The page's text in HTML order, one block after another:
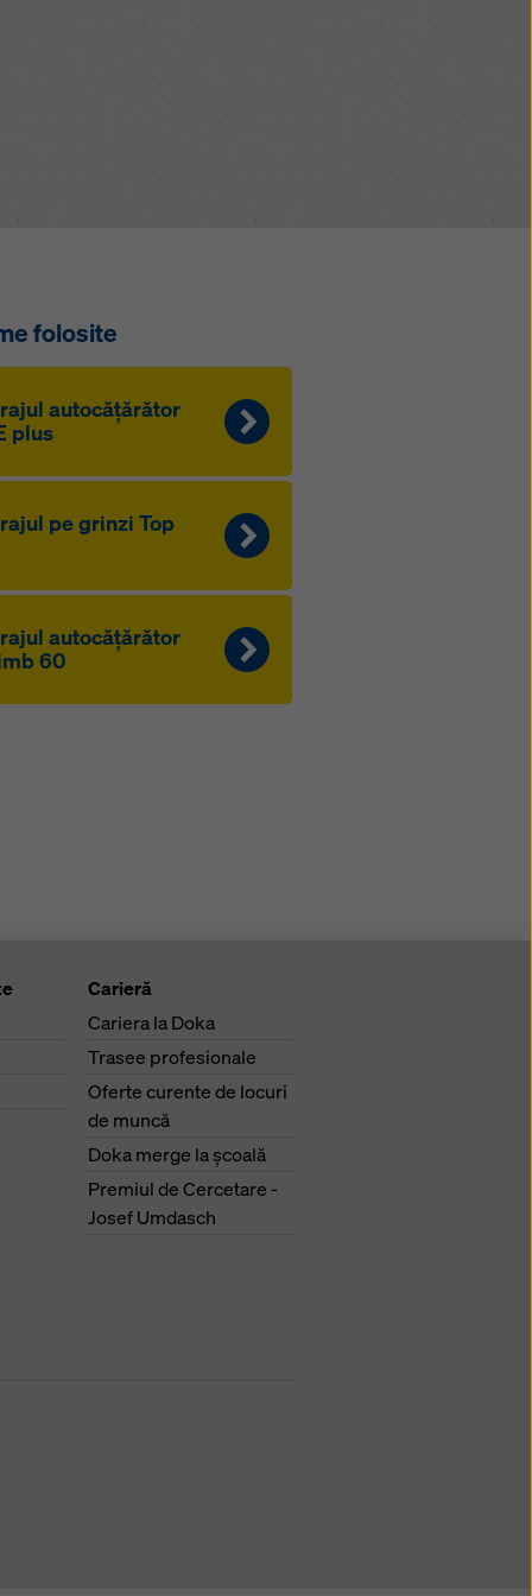
folosite
autocăţărător
plus
pe grinzi Top
autocăţărător
60
Carieră
Cariera la Doka
Trasee profesionale
Oferte curente de locuri
de muncă
Doka merge la şcoală
Premiul de Cercetare -
Josef Umdasch